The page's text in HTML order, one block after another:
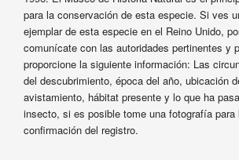
para la conservación de esta especie. Si ves
ejemplar de esta especie en el Reino Unido,
comunícate con las autoridades pertinentes y
proporcione la siguiente información: Las
del descubrimiento, época del año, ubicación
avistamiento, hábitat presente y lo que ha
insecto, si es posible tome una fotografía para
confirmación del registro.